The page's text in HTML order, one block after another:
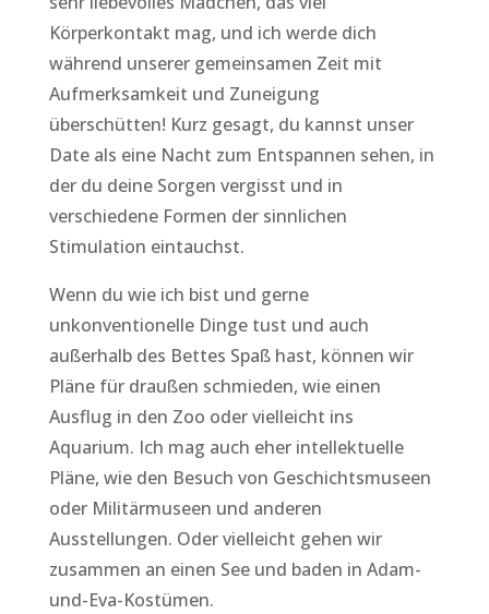
Körperkontakt mag, und ich werde dich
während unserer gemeinsamen Zeit mit
Aufmerksamkeit und Zuneigung
überschütten! Kurz gesagt, du kannst unser
Date als eine Nacht zum Entspannen sehen, in
der du deine Sorgen vergisst und in
verschiedene Formen der sinnlichen
Stimulation eintauchst.
Wenn du wie ich bist und gerne
unkonventionelle Dinge tust und auch
außerhalb des Bettes Spaß hast, können wir
Pläne für draußen schmieden, wie einen
Ausflug in den Zoo oder vielleicht ins
Aquarium. Ich mag auch eher intellektuelle
Pläne, wie den Besuch von Geschichtsmuseen
oder Militärmuseen und anderen
Ausstellungen. Oder vielleicht gehen wir
zusammen an einen See und baden in Adam-
und-Eva-Kostümen.